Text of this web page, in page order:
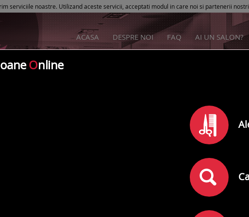
serviciile noastre. Utilizand aceste servicii, acceptati modul in care noi si partenerii
ACASA DESPRE NOI FAQ AI UN SALON?
comentarii)
Online